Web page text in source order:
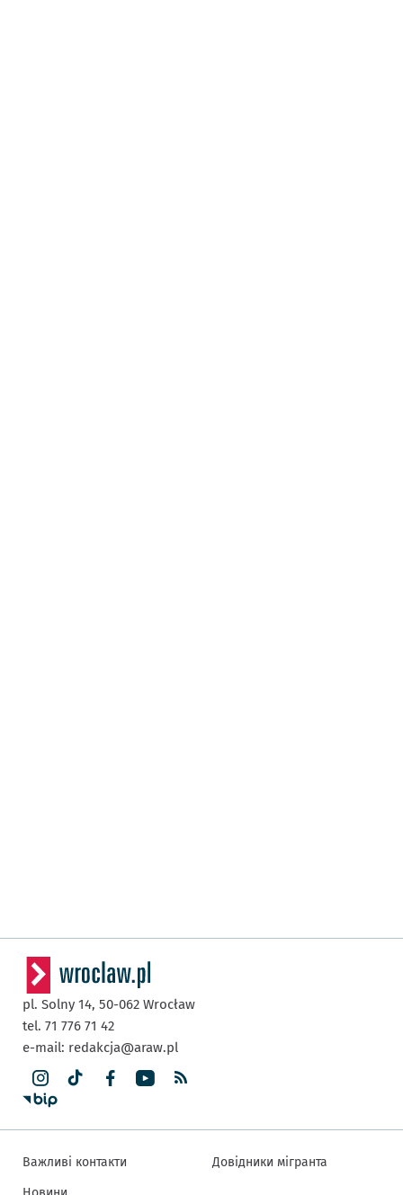
pl. Solny 14, 50-062 Wrocław
tel. 71 776 71 42
e-mail: redakcja@araw.pl
Важливі контакти
Довідники мігранта